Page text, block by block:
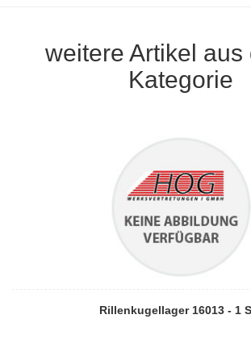
weitere Artikel aus
Kategorie
Rillenkugellager 16013 - 1